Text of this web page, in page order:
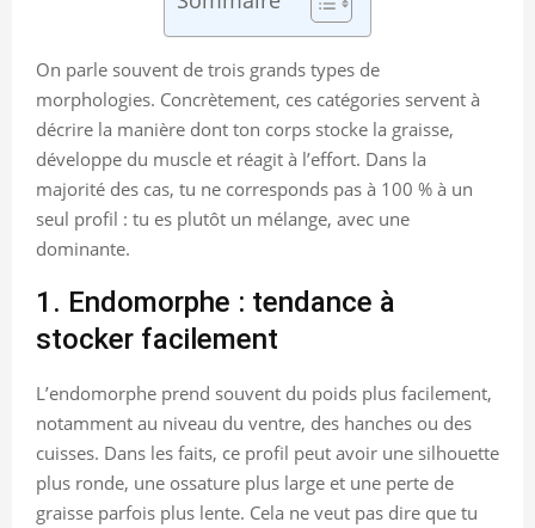
On parle souvent de trois grands types de
morphologies. Concrètement, ces catégories servent à
décrire la manière dont ton corps stocke la graisse,
développe du muscle et réagit à l’effort. Dans la
majorité des cas, tu ne corresponds pas à 100 % à un
seul profil : tu es plutôt un mélange, avec une
dominante.
1. Endomorphe : tendance à
stocker facilement
L’endomorphe prend souvent du poids plus facilement,
notamment au niveau du ventre, des hanches ou des
cuisses. Dans les faits, ce profil peut avoir une silhouette
plus ronde, une ossature plus large et une perte de
graisse parfois plus lente. Cela ne veut pas dire que tu